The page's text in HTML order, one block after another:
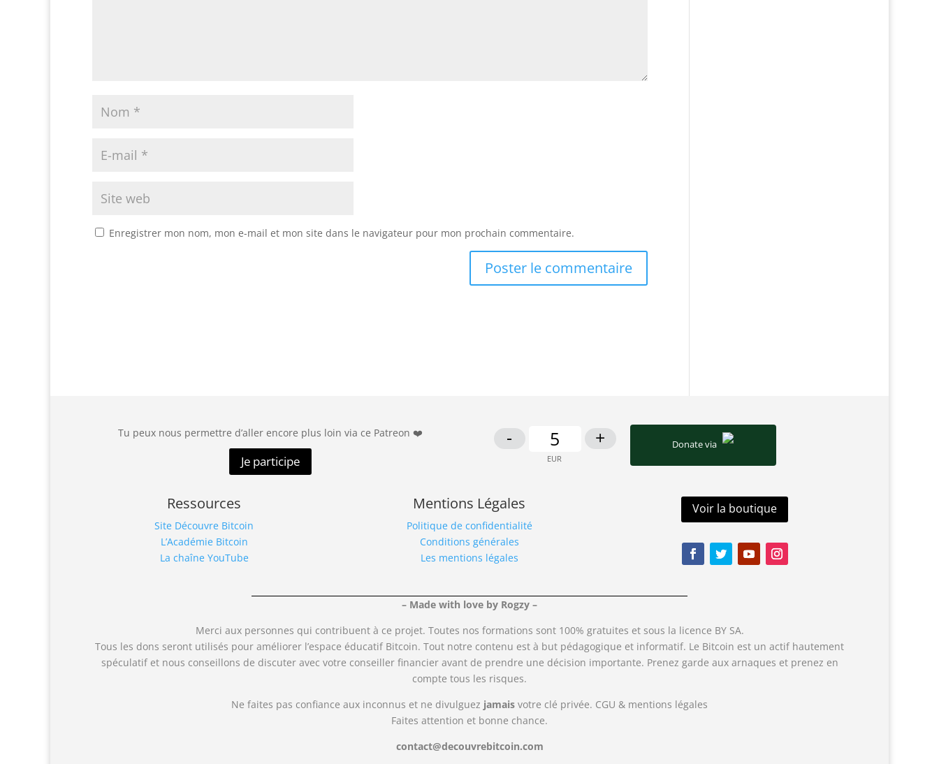
Enregistrer mon nom, mon e-mail et mon site dans le navigateur pour mon prochain commentaire.
Tu peux nous permettre d’aller encore plus loin via ce Patreon ❤️
Je participe
- + Donate via
Ressources
Site Découvre Bitcoin
L’Académie Bitcoin
La chaîne YouTube
Mentions Légales
Politique de confidentialité
Conditions générales
Les mentions légales
Voir la boutique
– Made with love by Rogzy –
Merci aux personnes qui contribuent à ce projet. Toutes nos formations sont 100% gratuites et sous la licence BY SA.
Tous les dons seront utilisés pour améliorer l’espace éducatif Bitcoin. Tout notre contenu est à but pédagogique et informatif. Le Bitcoin est un actif hautement
spéculatif et nous conseillons de discuter avec votre conseiller financier avant de prendre une décision importante. Prenez garde aux arnaques et prenez en
compte tous les risques.
Ne faites pas confiance aux inconnus et ne divulguez jamais votre clé privée. CGU & mentions légales
Faites attention et bonne chance.
contact@decouvrebitcoin.com